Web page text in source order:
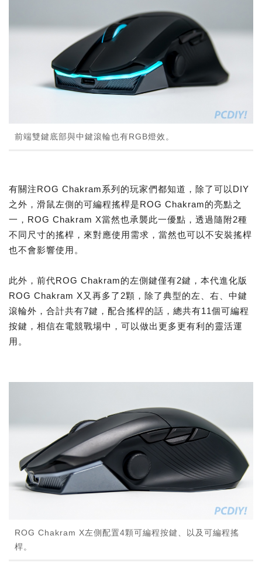
前端雙鍵底部與中鍵滾輪也有RGB燈效。
有關注ROG Chakram系列的玩家們都知道，除了可以DIY
之外，滑鼠左側的可編程搖桿是ROG Chakram的亮點之
一，ROG Chakram X當然也承襲此一優點，透過隨附2種
不同尺寸的搖桿，來對應使用需求，當然也可以不安裝搖桿
也不會影響使用。
此外，前代ROG Chakram的左側鍵僅有2鍵，本代進化版
ROG Chakram X又再多了2顆，除了典型的左、右、中鍵
滾輪外，合計共有7鍵，配合搖桿的話，總共有11個可編程
按鍵，相信在電競戰場中，可以做出更多更有利的靈活運
用。
ROG Chakram X左側配置4顆可編程按鍵、以及可編程搖
桿。